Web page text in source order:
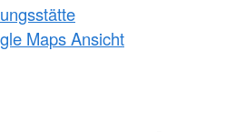
Maps Ansicht